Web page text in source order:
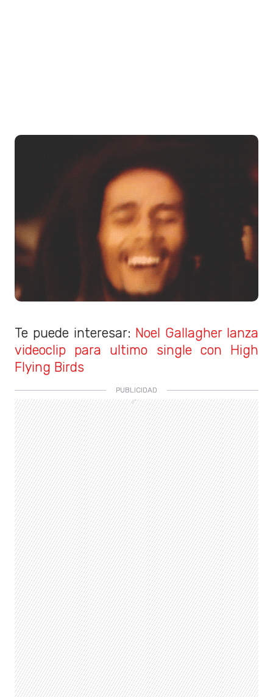
Te puede interesar: Noel Gallagher lanza
videoclip para ultimo single con High
Flying Birds